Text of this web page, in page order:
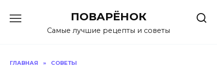
содержанию
ПОВАРЁНОК
Самые лучшие рецепты и советы
ГЛАВНАЯ » СОВЕТЫ